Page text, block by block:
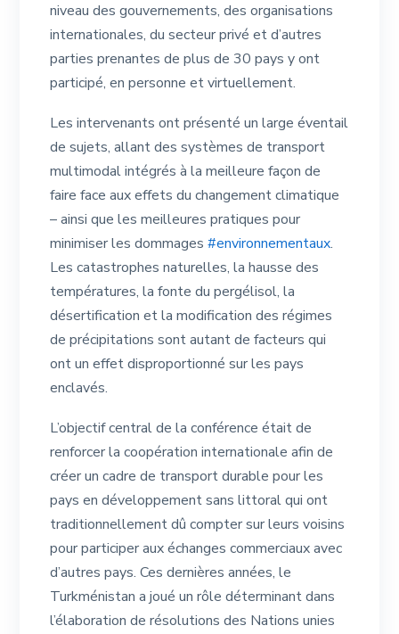
niveau des gouvernements, des organisations
internationales, du secteur privé et d’autres
parties prenantes de plus de 30 pays y ont
participé, en personne et virtuellement.
Les intervenants ont présenté un large éventail
de sujets, allant des systèmes de transport
multimodal intégrés à la meilleure façon de
faire face aux effets du changement climatique
– ainsi que les meilleures pratiques pour
minimiser les dommages#environnementaux.
Les catastrophes naturelles, la hausse des
températures, la fonte du pergélisol, la
désertification et la modification des régimes
de précipitations sont autant de facteurs qui
ont un effet disproportionné sur les pays
enclavés.
L’objectif central de la conférence était de
renforcer la coopération internationale afin de
créer un cadre de transport durable pour les
pays en développement sans littoral qui ont
traditionnellement dû compter sur leurs voisins
pour participer aux échanges commerciaux avec
d’autres pays. Ces dernières années, le
Turkménistan a joué un rôle déterminant dans
l’élaboration de résolutions des Nations unies